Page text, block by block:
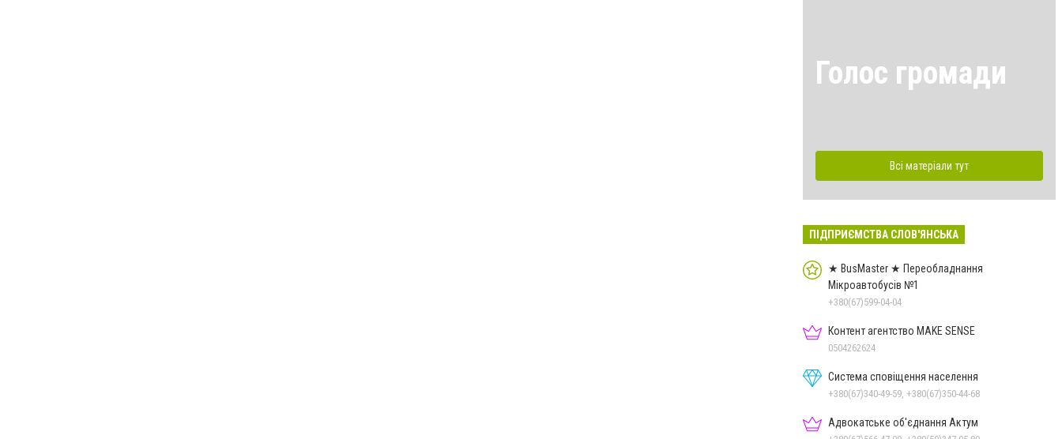
Голос громади
Всі матеріали тут
ПІДПРИЄМСТВА СЛОВ'ЯНСЬКА
★ BusMaster ★ Переобладнання
Мікроавтобусів №1
+380(67)599-04-04
Контент агентство MAKE SENSE
0504262624
Система сповіщення населення
+380(67)340-49-59, +380(67)350-44-68
Адвокатське об'єднання Актум